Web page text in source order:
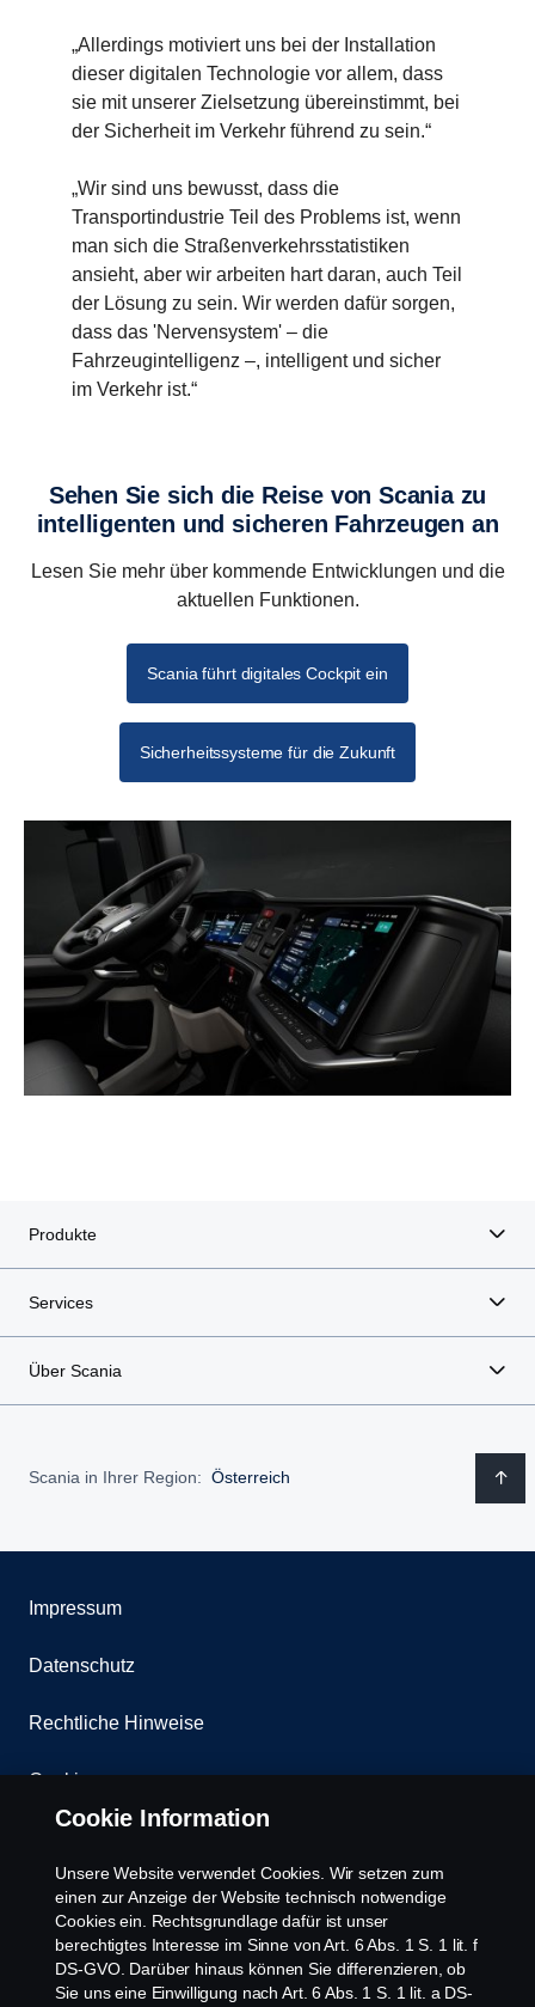
„Allerdings motiviert uns bei der Installation
dieser digitalen Technologie vor allem, dass
sie mit unserer Zielsetzung übereinstimmt, bei
der Sicherheit im Verkehr führend zu sein.“
„Wir sind uns bewusst, dass die
Transportindustrie Teil des Problems ist, wenn
man sich die Straßenverkehrsstatistiken
ansieht, aber wir arbeiten hart daran, auch Teil
der Lösung zu sein. Wir werden dafür sorgen,
dass das 'Nervensystem' – die
Fahrzeugintelligenz –, intelligent und sicher
im Verkehr ist.“
Sehen Sie sich die Reise von Scania zu
intelligenten und sicheren Fahrzeugen an
Lesen Sie mehr über kommende Entwicklungen und die
aktuellen Funktionen.
Scania führt digitales Cockpit ein
Sicherheitssysteme für die Zukunft
Produkte
Services
Über Scania
Scania in Ihrer Region: Österreich
Impressum
Datenschutz
Rechtliche Hinweise
Cookies
Whistleblowing
Scania Cookie Richtlinie
Cookie Information
Unsere Website verwendet Cookies. Wir setzen zum
einen zur Anzeige der Website technisch notwendige
Cookies ein. Rechtsgrundlage dafür ist unser
berechtigtes Interesse im Sinne von Art. 6 Abs. 1 S. 1 lit. f
DS-GVO. Darüber hinaus können Sie differenzieren, ob
Sie uns eine Einwilligung nach Art. 6 Abs. 1 S. 1 lit. a DS-